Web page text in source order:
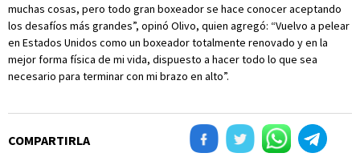
muchas cosas, pero todo gran boxeador se hace conocer aceptando
los desafíos más grandes”, opinó Olivo, quien agregó: “Vuelvo a pelear
en Estados Unidos como un boxeador totalmente renovado y en la
mejor forma física de mi vida, dispuesto a hacer todo lo que sea
necesario para terminar con mi brazo en alto”.
COMPARTIRLA